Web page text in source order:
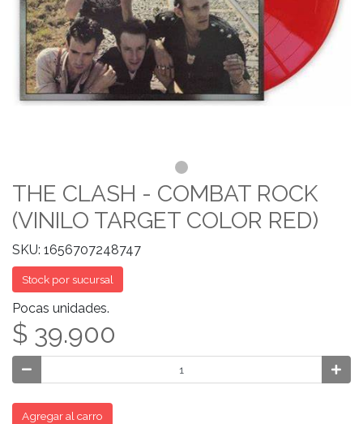
THE CLASH - COMBAT ROCK
(VINILO TARGET COLOR RED)
SKU: 1656707248747
Stock por sucursal
Pocas unidades.
$ 39.900
Agregar al carro